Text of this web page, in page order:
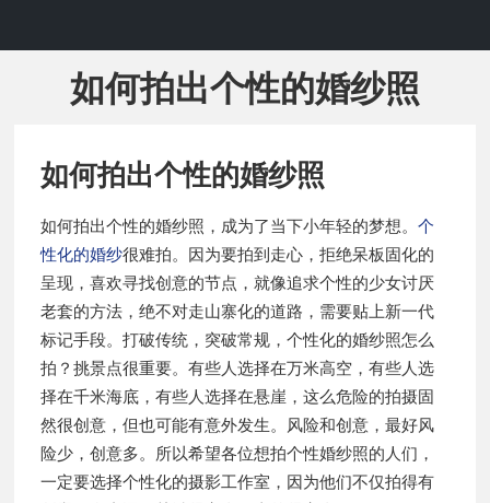
如何拍出个性的婚纱照
如何拍出个性的婚纱照
如何拍出个性的婚纱照，成为了当下小年轻的梦想。个
性化的婚纱很难拍。因为要拍到走心，拒绝呆板固化的
呈现，喜欢寻找创意的节点，就像追求个性的少女讨厌
老套的方法，绝不对走山寨化的道路，需要贴上新一代
标记手段。打破传统，突破常规，个性化的婚纱照怎么
拍？挑景点很重要。有些人选择在万米高空，有些人选
择在千米海底，有些人选择在悬崖，这么危险的拍摄固
然很创意，但也可能有意外发生。风险和创意，最好风
险少，创意多。所以希望各位想拍个性婚纱照的人们，
一定要选择个性化的摄影工作室，因为他们不仅拍得有